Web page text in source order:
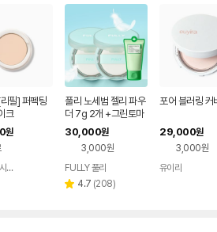
필] 퍼펙팅
크
원
아모레퍼시픽공식몰
풀리 노세범 젤리 파우
더 7g 2개 +그린토마
토 크림 20ml
30,000원
3,000원
FULLY 풀리
별 4.7 리
(208)
포어 블러링 커
29,000원
3,000원
유이라